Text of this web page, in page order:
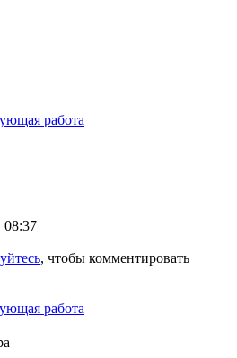
работа
08:37
, чтобы комментировать
работа